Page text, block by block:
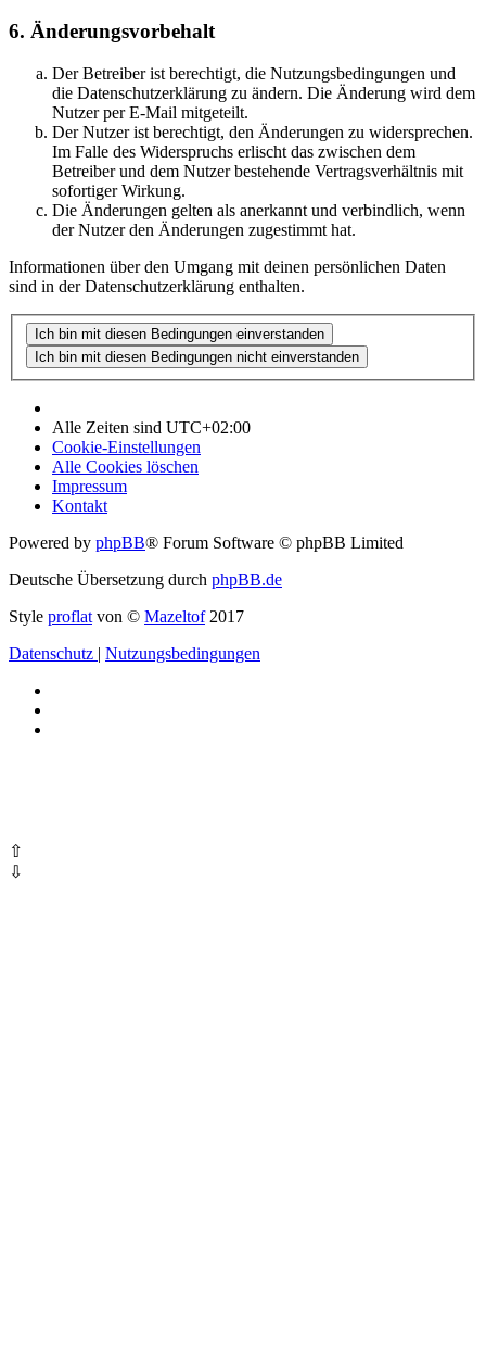
6. Änderungsvorbehalt
Der Betreiber ist berechtigt, die Nutzungsbedingungen und
die Datenschutzerklärung zu ändern. Die Änderung wird dem
Nutzer per E-Mail mitgeteilt.
Der Nutzer ist berechtigt, den Änderungen zu widersprechen.
Im Falle des Widerspruchs erlischt das zwischen dem
Betreiber und dem Nutzer bestehende Vertragsverhältnis mit
sofortiger Wirkung.
Die Änderungen gelten als anerkannt und verbindlich, wenn
der Nutzer den Änderungen zugestimmt hat.
Informationen über den Umgang mit deinen persönlichen Daten
sind in der Datenschutzerklärung enthalten.
Alle Zeiten sind UTC+02:00
Cookie-Einstellungen
Alle Cookies löschen
Impressum
Kontakt
Powered by phpBB® Forum Software © phpBB Limited
Deutsche Übersetzung durch phpBB.de
Style proflat von © Mazeltof2017
Datenschutz | Nutzungsbedingungen
⇧
⇩